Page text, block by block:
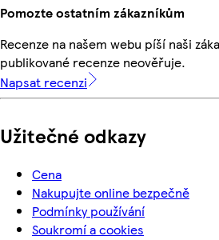
Pomozte ostatním zákazníkům
Recenze na našem webu píší naši
publikované recenze neověřuje.
Napsat recenzi
Užitečné odkazy
Cena
Nakupujte online bezpečně
Podmínky používání
Soukromí a cookies